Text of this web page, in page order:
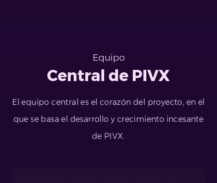
Equipo
Central de PIVX
El equipo central es el corazón del proyecto, en el
que se basa el desarrollo y crecimiento incesante
de PIVX.